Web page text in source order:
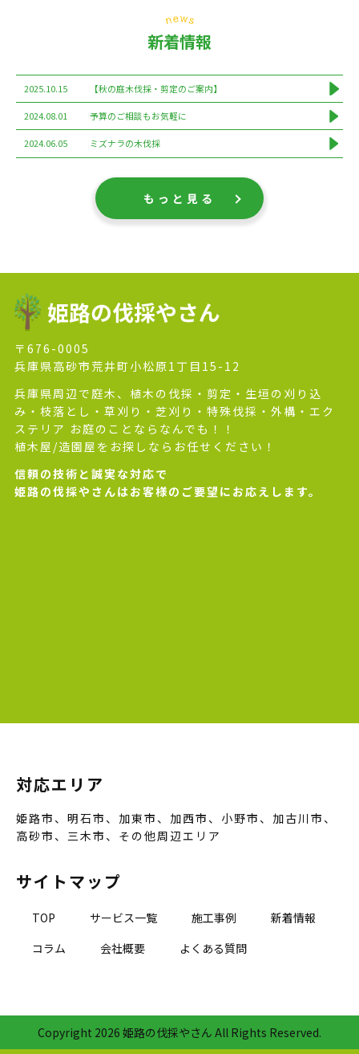
新着情報
2025.10.15 【秋の庭木伐採・剪定のご案内】
2024.08.01 予算のご相談もお気軽に
2024.06.05 ミズナラの木伐採
もっと見る
姫路の伐採やさん
〒676-0005
兵庫県高砂市荒井町小松原1丁目15-12
兵庫県周辺で庭木、植木の伐採・剪定・生垣の刈り込
み・枝落とし・草刈り・芝刈り・特殊伐採・外構・エク
ステリア お庭のことならなんでも！！
植木屋/造園屋をお探しならお任せください！
信頼の技術と誠実な対応で
姫路の伐採やさんはお客様のご要望にお応えします。
対応エリア
姫路市、明石市、加東市、加西市、小野市、加古川市、
高砂市、三木市、その他周辺エリア
サイトマップ
TOP サービス一覧 施工事例
新着情報
コラム
会社概要 よくある質問
Copyright 2026 姫路の伐採やさん All Rights Reserved.